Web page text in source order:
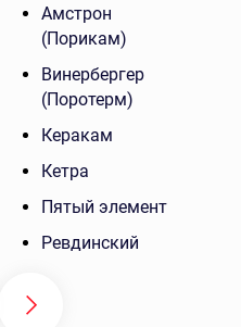
Амстрон
(Порикам)
Винербергер
(Поротерм)
Керакам
Кетра
Пятый элемент
Ревдинский